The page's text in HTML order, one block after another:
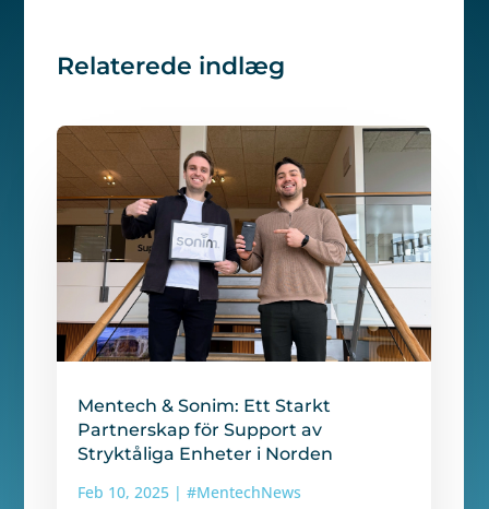
Relaterede indlæg
Mentech & Sonim: Ett Starkt
Partnerskap för Support av
Stryktåliga Enheter i Norden
Feb 10, 2025 |#MentechNews